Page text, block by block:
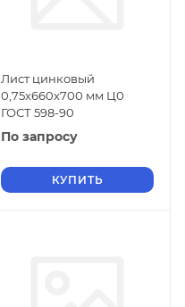
Лист цинковый
0,75х660х700 мм Ц0
ГОСТ 598-90
По запросу
КУПИТЬ